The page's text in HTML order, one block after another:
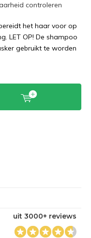
controleren
het haar voor op
LET OP! De shampoo
gebruikt te worden
uit 3000+ reviews